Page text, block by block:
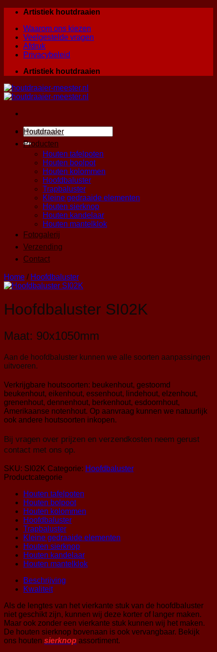
Skip
content
Artistiek houtdraaien
Waarom ons kiezen
Veelgestelde vragen
Afdruk
Privacybeleid
Artistiek houtdraaien
Zoeken
naar:
Houtdraaier
Producten
Houten tafelpoten
Houten boolpot
Houten kolommen
Hoofdbaluster
Trapbaluster
Kleine gedraaide elementen
Houten sierknop
Houten kandelaar
Houten mantelklok
Fotogalerij
Verzending
Contact
Home / Hoofdbaluster
Hoofdbaluster SI02K
Maat: 90x1050mm
Aan de hoofdbaluster kunnen we alle soorten aanpassingen
uitvoeren.
Verkrijgbare houtsoorten: beukenhout, gestoomd
beukenhout, eikenhout, essenhout, lindehout, elzenhout,
grenenhout, dennenhout, berkenhout, esdoornhout,
Amerikaanse notenhout. Op aanvraag kunnen we natuurlijk
ook andere houtsoorten inkopen.
Bij vragen over prijzen en verzendkosten neem gerust
contact met ons op.
SKU: SI02K Categorie: Hoofdbaluster
Productcategorie
Houten tafelpoten
Houten bolpoot
Houten kolommen
Hoofdbaluster
Trapbaluster
Kleine gedraaide elementen
Houten sierknop
Houten kandelaar
Houten mantelklok
Beschrijving
Kwaliteit
Als de lengtes van het vierkante stuk van de hoofdbaluster
niet geschikt zijn, kunnen wij deze korter of langer maken.
Maar ook zonder een vierkante stuk kunnen wij het maken.
De houten sierknop bovenaan is ook vervangbaar. Bekijk
ons houten sierknop assortiment.